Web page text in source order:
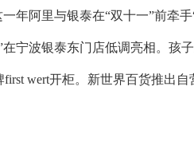
年阿里与银泰在“双十一”前牵
宁波银泰东门店低调亮相。孩
wert开柜。新世界百货推出自